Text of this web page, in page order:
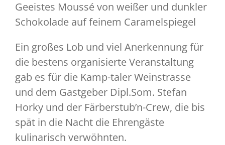
Geeistes Moussé von weißer und dunkler
Schokolade auf feinem Caramelspiegel
Ein großes Lob und viel Anerkennung für
die bestens organisierte Veranstaltung
gab es für die Kamp-taler Weinstrasse
und dem Gastgeber Dipl.Som. Stefan
Horky und der Färberstub’n-Crew, die bis
spät in die Nacht die Ehrengäste
kulinarisch verwöhnten.